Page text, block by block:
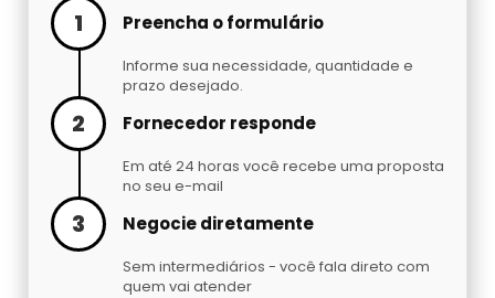
Argônio Líquido
Nitrogênio Líquido Preço
Cilindro De Gás Carbônico Para Chopp
Gás Hélio Comprar
Cilindro De Gás Para Chopeira Preço
Cilindro De Oxigênio Hospitalar Para Alugar
Cilindro De Oxigenio Medicinal 50 Litros
Cilindro De Oxigênio Para Inalação
Cilindro De Oxigênio Para Inalação Preço
Cilindro Oxigenio Medicinal 3 Litros
1 Preencha o formulário
Informe sua necessidade, quantidade e
prazo desejado.
2 Fornecedor responde
Em até 24 horas você recebe uma proposta
no seu e-mail
3 Negocie diretamente
Sem intermediários - você fala direto com
quem vai atender